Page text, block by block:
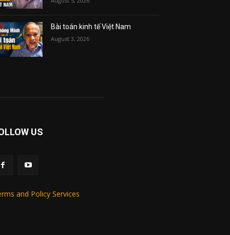
Bài toán kinh tế Việt Nam
August 3, 2026
US
and Policy Services